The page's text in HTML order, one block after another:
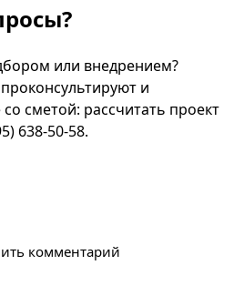
GPU по
памяти и
и
под
задачу, собираем и
запускаем под ключ,
работаем по 44/223-
ФЗ.
или внедрением?
и
сметой: рассчитать проект
638-50-58.
комментарий